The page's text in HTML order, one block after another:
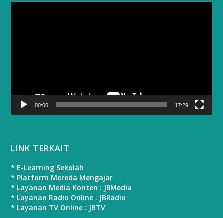
00:00 17:29
LINK TERKAIT
* E-Learning Sekolah
* Platform Mereda Mengajar
* Layanan Media Konten : JBMedia
* Layanan Radio Online : JBRadio
* Layanan TV Online : JBTV